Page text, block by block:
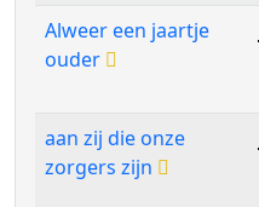
Alweer een jaartje
ouder
aan zij die onze
zorgers zijn